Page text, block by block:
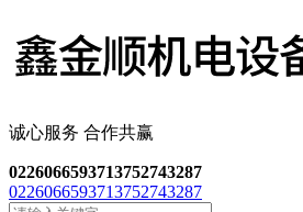
诚心服务 合作共赢
0226066593713752743287
0226066593713752743287